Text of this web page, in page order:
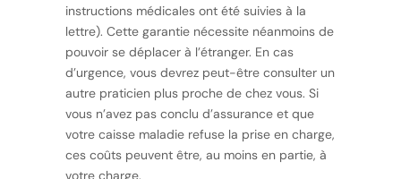
instructions médicales ont été suivies à la
lettre). Cette garantie nécessite néanmoins de
pouvoir se déplacer à l’étranger. En cas
d’urgence, vous devrez peut-être consulter un
autre praticien plus proche de chez vous. Si
vous n’avez pas conclu d’assurance et que
votre caisse maladie refuse la prise en charge,
ces coûts peuvent être, au moins en partie, à